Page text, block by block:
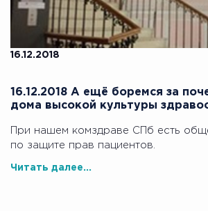
16.12.2018
16.12.2018 А ещё боремся за
дома высокой культуры
При нашем комздраве СПб есть
по защите прав пациентов.
Читать далее...